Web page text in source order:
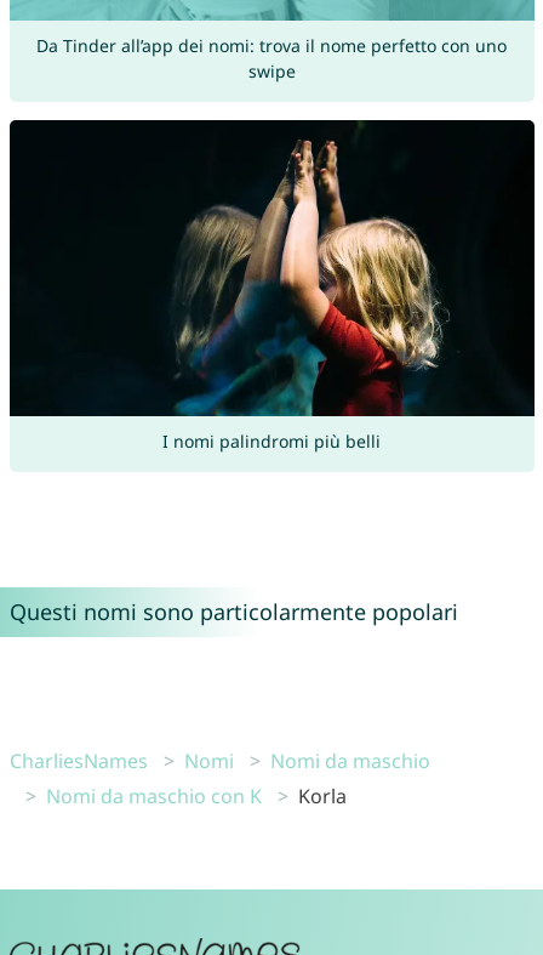
Da Tinder all’app dei nomi: trova il nome perfetto con uno
swipe
I nomi palindromi più belli
Questi nomi sono particolarmente popolari
CharliesNames Nomi
Nomi da maschio
Nomi da maschio con K
Korla